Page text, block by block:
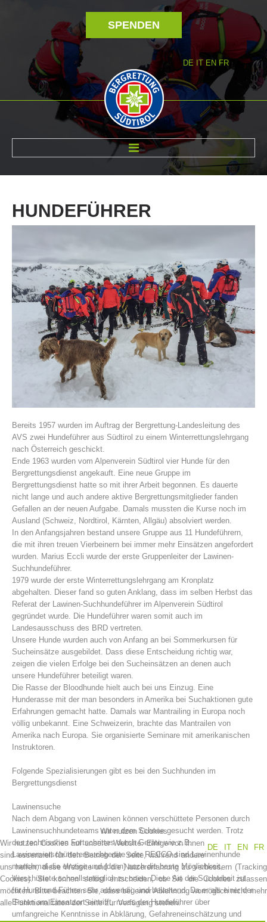
SPENDEN
DE IT EN FR
Bergrettungsstellen
HUNDEFÜHRER
Bereits 1957 wurden im Auftrag der Bergrettung-Landesleitung des
AVS zwei Hundeführer aus Südtirol zu einem Winterrettungslehrgang
nach Österreich geschickt.
Ende 1963 wurden vom Alpenverein Südtirol vier Hunde für den
Bergrettungsdienst angekauft. Eine neue Gruppe im
Bergrettungsdienst hatte so mit ihrer Arbeit begonnen. Es dauerte
nicht lange und auch andere aktive Bergrettungsmitglieder fanden
Gefallen an der neuen Aufgabe. Damals mussten die Kurse noch im
Ausland (Schweiz, Nordtirol, Kärnten, Allgäu) absolviert werden.
In den Anfangsjahren bestand unsere Gruppe aus 11 Hundeführern,
die mit ihren treuen Vierbeinern bei immer mehr Einsätzen angefordert
wurden. Marius Eccli wurde der erste Gruppenleiter der Lawinen-
Suchhundeführer.
1979 wurde der erste Winterrettungslehrgang am Kronplatz
abgehalten. Dieser fand so guten Anklang, dass im selben Herbst das
Referat der Lawinen-Suchhundeführer im Alpenverein Südtirol
gegründet wurde. Die Hundeführer waren somit auch im
Landesausschuss des BRD vertreten.
Unsere Hunde wurden auch von Anfang an bei Sommerkursen für
Sucheinsätze ausgebildet. Dass diese Entscheidung richtig war,
zeigen die vielen Erfolge bei den Sucheinsätzen an denen auch
unsere Hundeführer beteiligt waren.
Die Rasse der Bloodhunde hielt auch bei uns Einzug. Eine
Hunderasse mit der man besonders in Amerika bei Suchaktionen gute
Erfahrungen gemacht hatte. Damals war Mantrailing in Europa noch
völlig unbekannt. Eine Schweizerin, brachte das Mantrailen von
Amerika nach Europa. Sie organisierte Seminare mit amerikanischen
Instruktoren.
Folgende Spezialisierungen gibt es bei den Suchhunden im
Bergrettungsdienst
Lawinensuche
Nach dem Abgang von Lawinen können verschüttete Personen durch
Lawinensuchhundeteams unter dem Schnee gesucht werden. Trotz
des technischen Fortschrittes durch Geräte wie z.B.
Lawinenverschüttetensuchgeräte oder RECCO sind Lawinenhunde
manchmal die einzige und (dann) auch die beste Möglichkeit,
Verschüttete schnellstmöglich zu orten. Diese Art der Sucharbeit ist
für Hund und Führer sehr aufwendig und belastend. Da er als einer der
Ersten am Einsatzort eintrifft, muss der Hundeführer über
umfangreiche Kenntnisse in Abklärung, Gefahreneinschätzung und
Wir nutzen Cookies
DE
IT EN FR
Wir nutzen Cookies auf unserer Website. Einige von ihnen
sind essenziell für den Betrieb der Seite, während andere
uns helfen, diese Website und die Nutzererfahrung zu verbessern (Tracking
Cookies). Sie können selbst entscheiden, ob Sie die Cookies zulassen
möchten. Bitte beachten Sie, dass bei einer Ablehnung womöglich nicht mehr
alle Funktionalitäten der Seite zur Verfügung stehen.